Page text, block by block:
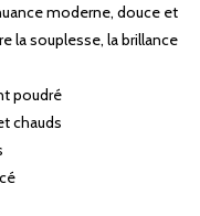
moderne, douce et
la souplesse, la brillance
poudré
chauds